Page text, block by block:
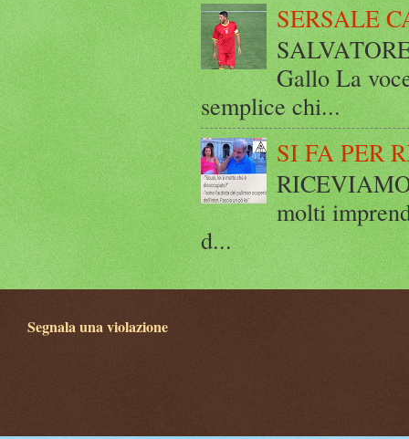
SERSALE
Gallo La
semplice chi...
SI FA PER
molti
d...
Segnala una violazione